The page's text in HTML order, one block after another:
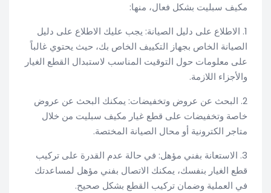
مكيف سبليت بشكل فعال، منها:
1. الاطلاع على دليل الصيانة: يجب عليك الاطلاع على دليل
الصيانة الخاص بجهاز التكييف الخاص بك، حيث يحتوي غالباً
على معلومات حول التوقيت المناسب لاستبدال القطع الغيار
والأجزاء اللازمة.
2. البحث عن عروض وتخفيضات: يمكنك البحث عن عروض
خاصة وتخفيضات على قطع غيار مكيف سبليت من خلال
متاجر الكترونية أو محال الصيانة المختصة.
3. الاستعانة بفني مؤهل: في حالة عدم القدرة على تركيب
قطع الغيار بنفسك، يمكنك الاتصال بفني مؤهل لمساعدتك
في العملية وضمان تركيب القطع بشكل صحيح.